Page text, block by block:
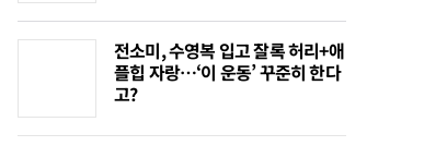
전소미, 수영복 입고 잘록 허리+애
플힙 자랑…‘이 운동’ 꾸준히 한다
고?